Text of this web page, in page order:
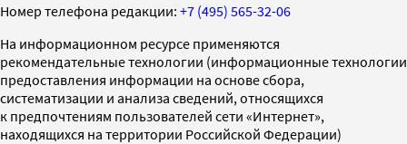
Номер телефона редакции: +7 (495) 565-32-06
На информационном ресурсе применяются
рекомендательные технологии (информационные технологии
предоставления информации на основе сбора,
систематизации и анализа сведений, относящихся
к предпочтениям пользователей сети «Интернет»,
находящихся на территории Российской Федерации)